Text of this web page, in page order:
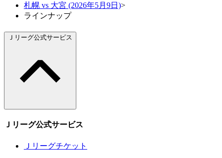
札幌 vs 大宮 (2026年5月9日)>
ラインナップ
Ｊリーグ公式サービス
Ｊリーグ公式サービス
Ｊリーグチケット